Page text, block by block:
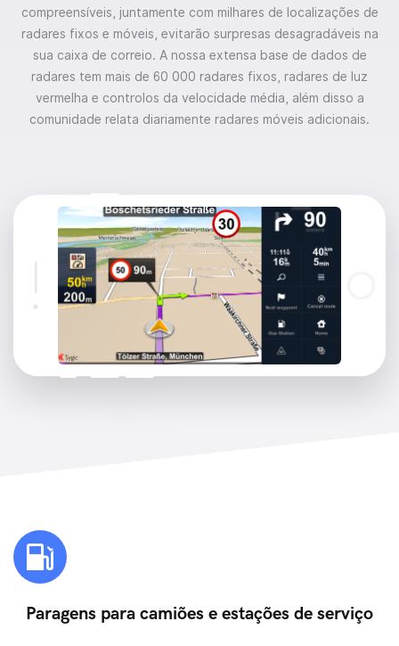
compreensíveis, juntamente com milhares de localizações de
radares fixos e móveis, evitarão surpresas desagradáveis na
sua caixa de correio. A nossa extensa base de dados de
radares tem mais de 60 000 radares fixos, radares de luz
vermelha e controlos da velocidade média, além disso a
comunidade relata diariamente radares móveis adicionais.
Paragens para camiões e estações de serviço